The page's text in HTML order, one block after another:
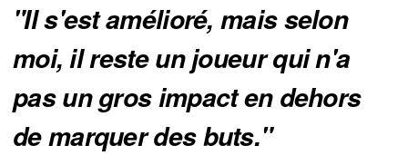
"Il s'est amélioré, mais selon
moi, il reste un joueur qui n'a
pas un gros impact en dehors
de marquer des buts."